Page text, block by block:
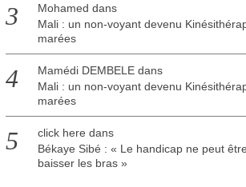
Mohamed dans
Mali : un non-voyant devenu
marées
Mamédi DEMBELEdans
Mali : un non-voyant devenu
marées
click here dans
Békaye Sibé : « Le handicap ne peut
baisser les bras »